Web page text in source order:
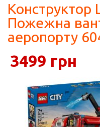
Конструктор
Пожежна
аеропорту
3499 грн